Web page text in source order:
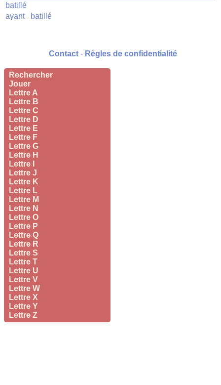
Rechercher
Jouer
Lettre A
Lettre B
Lettre C
Lettre D
Lettre E
Lettre F
Lettre G
Lettre H
Lettre I
Lettre J
Lettre K
Lettre L
Lettre M
Lettre N
Lettre O
Lettre P
Lettre Q
Lettre R
Lettre S
Lettre T
Lettre U
Lettre V
Lettre W
Lettre X
Lettre Y
Lettre Z
batillé
ayant
batillé
Contact - Règles de confidentialité